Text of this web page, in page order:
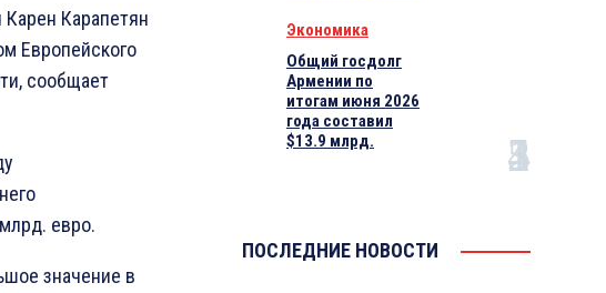
Карапетян
Европейского
сообщает
евро.
значение в
Экономика
Общий госдолг
Армении по
итогам июня 2026
года составил
$13.9 млрд.
ПОСЛЕДНИЕ НОВОСТИ